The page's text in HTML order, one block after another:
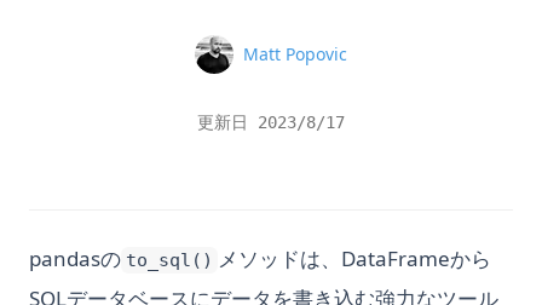
Name
Matt Popovic
更新日 2023/8/17
pandasの to_sql() メソッドは、DataFrameから
SQLデータベースにデータを書き込む強力なツール